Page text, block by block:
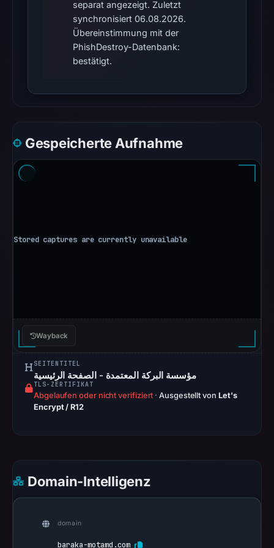
Browsing
recorded
no
flag
on
06:31
UTC.
community
UTC.
Spamhaus
on
Jul
at
separat angezeigt. Zuletzt
synchronisiert 06.08.2026.
Übereinstimmung mit der
PhishDestroy-Datenbank:
bestätigt.
Gespeicherte Aufnahme
Wayback
SEITENTITEL
مؤسسة البركة المعتمدة - الصفحة الرئيسية
TLS-ZERTIFIKAT
Abgelaufen oder nicht verifiziert · Ausgestellt von Let's
Encrypt / R12
Domain-Intelligenz
domain
baraka-motamd.com